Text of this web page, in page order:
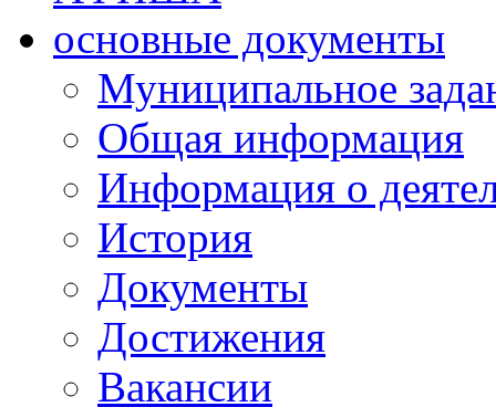
основные документы
Муниципальное
Общая информация
Информация о
История
Документы
Достижения
Вакансии